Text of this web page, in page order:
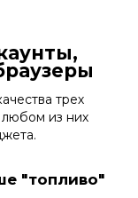
трех
из них
"топливо"